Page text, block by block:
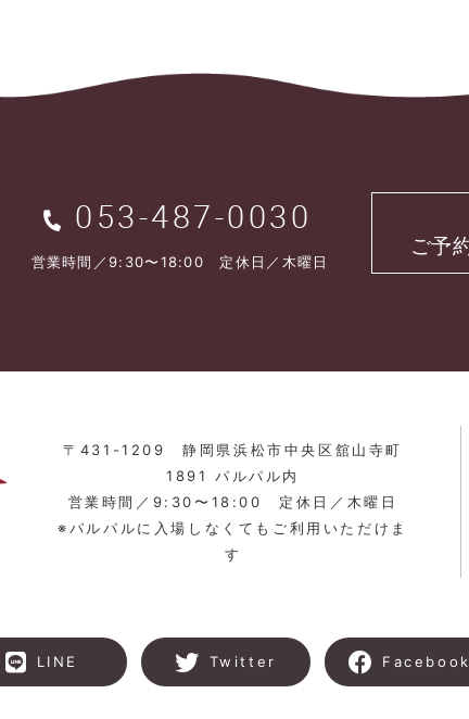
053-487-0030
営業時間／9:30〜18:00 定休日／木曜日
ご予
〒431-1209 静岡県浜松市中央区舘山寺町
1891 パルパル内
営業時間／9:30〜18:00 定休日／木曜日
※パルパルに入場しなくてもご利用いただけま
す
LINE Twitter